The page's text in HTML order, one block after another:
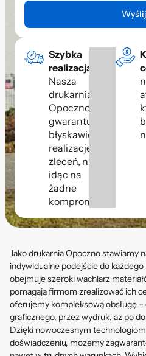
Wyślij
Szybka
realizacja:
Nasza
drukarnia
Opoczno
gwarantuje
błyskawiczną
realizację
zleceń, nie
idąc na
żadne
kompromisy.
Jako drukarnia Opoczno stawiamy
indywidualne podejście do
obejmuje szeroki wachlarz
pomagają firmom zrealizować ich
oferujemy kompleksową obsługę
graficznego, przez wydruk, aż po
Dzięki nowoczesnym
doświadczeniu, możemy